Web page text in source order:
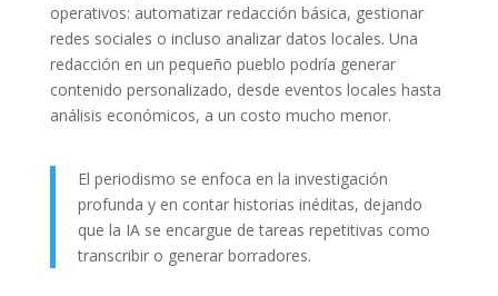
operativos: automatizar redacción básica, gestionar
redes sociales o incluso analizar datos locales. Una
redacción en un pequeño pueblo podría generar
contenido personalizado, desde eventos locales hasta
análisis económicos, a un costo mucho menor.
El periodismo se enfoca en la investigación
profunda y en contar historias inéditas, dejando
que la IA se encargue de tareas repetitivas como
transcribir o generar borradores.